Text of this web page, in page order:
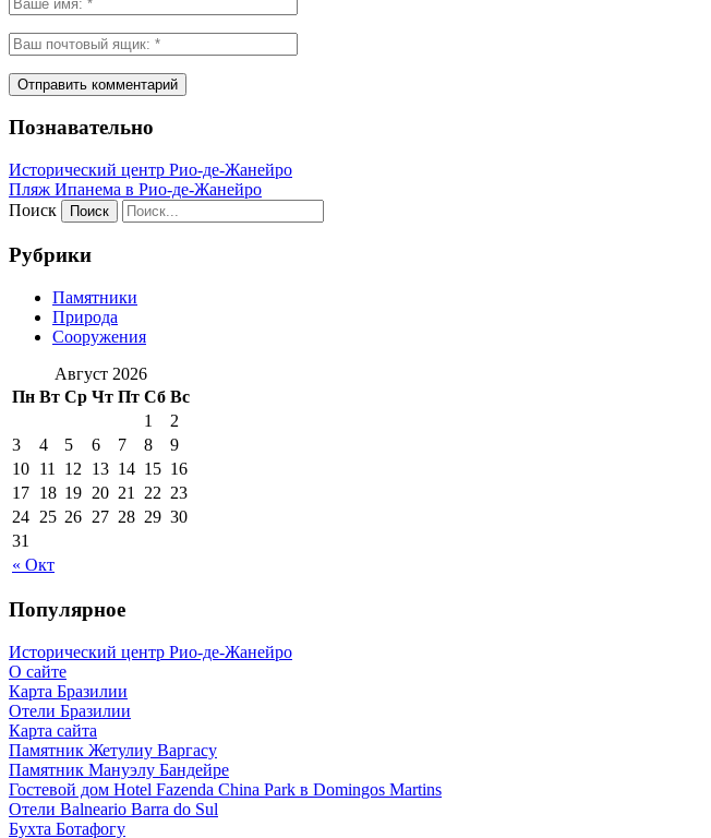
Познавательно
Исторический центр Рио-де-Жанейро
Пляж Ипанема в Рио-де-Жанейро
Поиск
Рубрики
Памятники
Природа
Сооружения
Август 2026
Пн Вт Ср Чт Пт Сб Вс
« Окт
1
2
3
4 5 6 7 8
9
10 11 12 13 14 15 16
17 18 19 20 21 22 23
24 25 26 27 28 29 30
31
Популярное
Исторический центр Рио-де-Жанейро
О сайте
Карта Бразилии
Отели Бразилии
Карта сайта
Памятник Жетулиу Варгасу
Памятник Мануэлу Бандейре
Гостевой дом Hotel Fazenda China Park в Domingos Martins
Отели Balneario Barra do Sul
Бухта Ботафогу